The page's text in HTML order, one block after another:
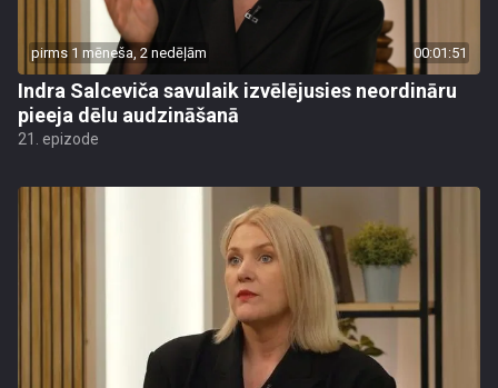
pirms 1 mēneša, 2 nedēļām 00:01:51
Indra Salceviča savulaik izvēlējusies neordināru
pieeja dēlu audzināšanā
21. epizode